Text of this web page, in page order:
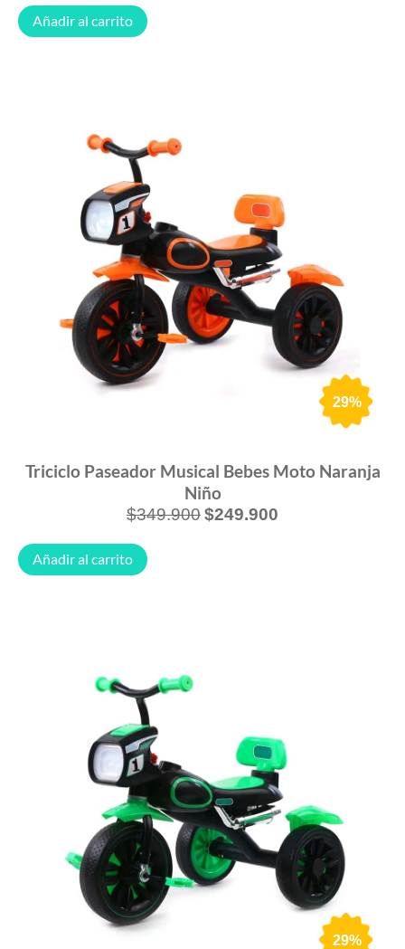
Añadir al carrito
29%
Triciclo Paseador Musical Bebes Moto Naranja
Niño
$349.900$249.900
Añadir al carrito
29%